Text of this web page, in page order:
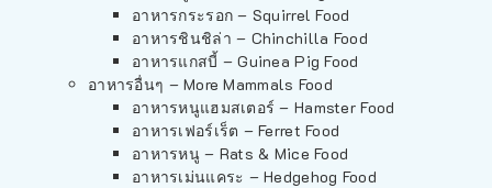
อาหารกระรอก – Squirrel Food
อาหารชินชิล่า – Chinchilla Food
อาหารแกสบี้ – Guinea Pig Food
อาหารอื่นๆ – More Mammals Food
อาหารหนูแฮมสเตอร์ – Hamster Food
อาหารเฟอร์เร็ต – Ferret Food
อาหารหนู – Rats & Mice Food
อาหารเม่นแคระ – Hedgehog Food